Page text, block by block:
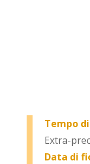
Tempo
Extra-
Data di